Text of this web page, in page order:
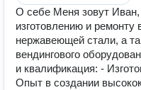
О себе Меня зовут Иван,
изготовлению и
нержавеющей стали, а
вендингового
и квалификация: -
Опыт в создании